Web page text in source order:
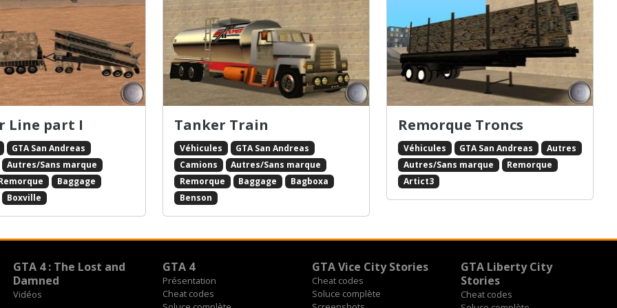
Line part I
GTA San Andreas
Autres/Sans marque
Baggage
Boxville
Tanker Train
Véhicules
GTA San Andreas
Camions
Autres/Sans marque
Remorque
Baggage
Bagboxa
Benson
Remorque Troncs
Véhicules GTA San Andreas
Autres
Autres/Sans marque
Remorque
Artict3
GTA 4 : The Lost and
Damned
Vidéos
GTA 4
Présentation
Cheat codes
GTA Vice City Stories
Cheat codes
Soluce complète
GTA Liberty City
Stories
Cheat codes